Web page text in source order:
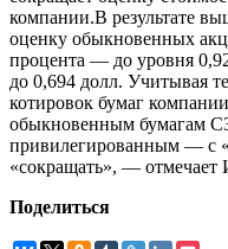
компании.В результате
оценку обыкновенных
процента — до уровня
до 0,694 долл. Учитывая
котировок бумаг
обыкновенным бумагам
привилегированным — с
«сокращать», — отмечает
Поделиться